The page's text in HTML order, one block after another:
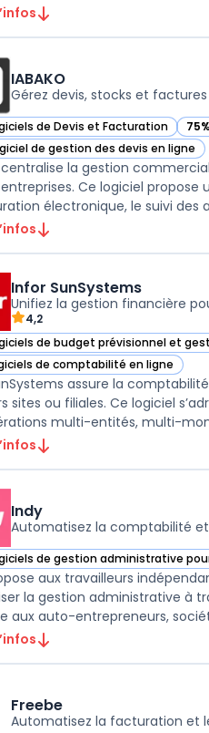
IABAKO
Gérez devis, stocks et
de Devis et Facturation
dans cette catégorie 75%
—
de gestion des devis en ligne
dans cette catégorie
centralise la gestion
Ce logiciel
électronique, le suivi des
Infor SunSystems
Unifiez la gestion financière
4,2
de budget prévisionnel et
SunSystems dans cette
de comptabilité en ligne
SunSystems dans cette
assure la
sites ou filiales. Ce logiciel
multi-entités, multi-
Indy
Automatisez la comptabilité
de gestion administrative
dans cette catégorie
aux travailleurs
la gestion administrative à
aux auto-entrepreneurs,
Freebe
Automatisez la facturation et